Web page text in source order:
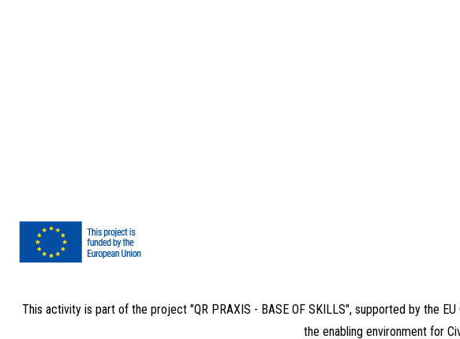
This activity is part of the project "QR PRAXIS - BASE OF SKILLS", supported by the
the enabling environment for